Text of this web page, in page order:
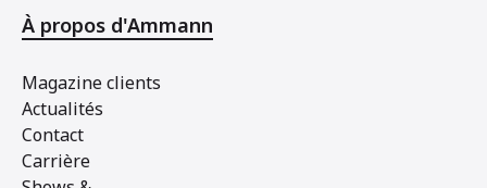
À propos d'Ammann
Magazine clients
Actualités
Contact
Carrière